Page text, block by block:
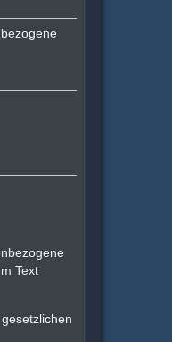
Text